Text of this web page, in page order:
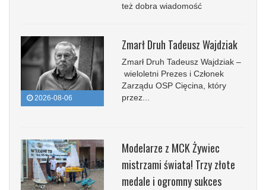
też dobra wiadomość
2026-08-06
Zmarł Druh Tadeusz Wajdziak
Zmarł Druh Tadeusz Wajdziak –
wieloletni Prezes i Członek
Zarządu OSP Cięcina, który
przez...
Modelarze z MCK Żywiec
mistrzami świata! Trzy złote
medale i ogromny sukces